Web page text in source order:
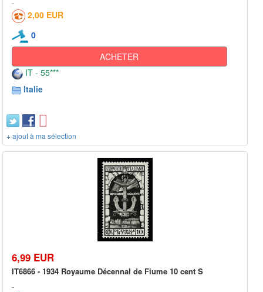
2,00 EUR
0
ACHETER
IT - 55***
Italie
+ ajout à ma sélection
6,99 EUR
IT6866 - 1934 Royaume Décennal de Fiume 10 cent S